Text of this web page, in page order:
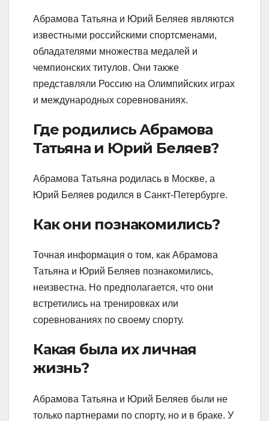
Абрамова Татьяна и Юрий Беляев являются
известными российскими спортсменами,
обладателями множества медалей и
чемпионских титулов. Они также
представляли Россию на Олимпийских играх
и международных соревнованиях.
Где родились Абрамова
Татьяна и Юрий Беляев?
Абрамова Татьяна родилась в Москве, а
Юрий Беляев родился в Санкт-Петербурге.
Как они познакомились?
Точная информация о том, как Абрамова
Татьяна и Юрий Беляев познакомились,
неизвестна. Но предполагается, что они
встретились на тренировках или
соревнованиях по своему спорту.
Какая была их личная
жизнь?
Абрамова Татьяна и Юрий Беляев были не
только партнерами по спорту, но и в браке. У